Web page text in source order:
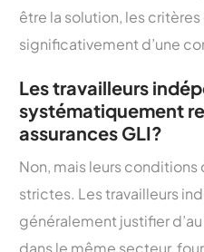
être la solution, les
significativement d’une
Les travailleurs
systématiquement
assurances GLI?
Non, mais leurs
strictes. Les travailleurs
généralement justifier
dans le même secteur,